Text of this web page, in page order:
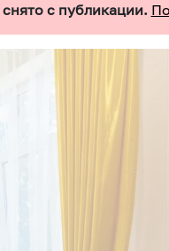
с публикации.